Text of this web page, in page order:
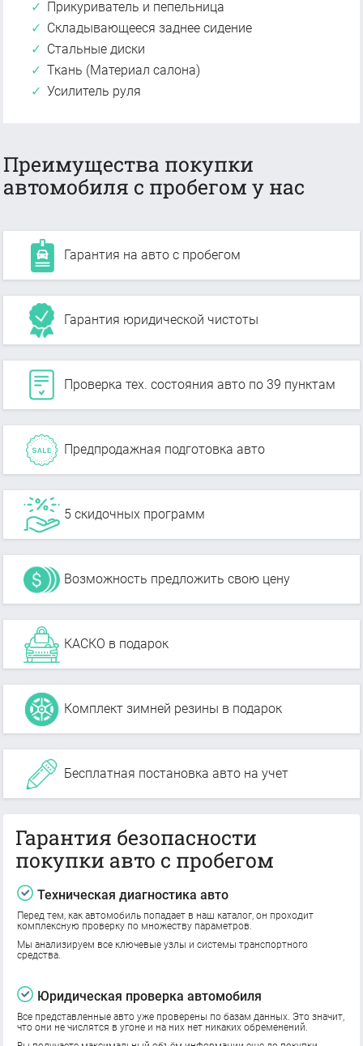
Прикуриватель и пепельница
Складывающееся заднее сидение
Стальные диски
Ткань (Материал салона)
Усилитель руля
Преимущества покупки
автомобиля с пробегом у нас
Гарантия на авто с пробегом
Гарантия юридической чистоты
Проверка тех. состояния авто по 39 пунктам
Предпродажная подготовка авто
5 скидочных программ
Возможность предложить свою цену
КАСКО в подарок
Комплект зимней резины в подарок
Бесплатная постановка авто на учет
Гарантия безопасности
покупки авто с пробегом
Техническая диагностика авто
Перед тем, как автомобиль попадает в наш каталог, он проходит
комплексную проверку по множеству параметров.
Мы анализируем все ключевые узлы и системы транспортного
средства.
Юридическая проверка автомобиля
Все представленные авто уже проверены по базам данных. Это значит,
что они не числятся в угоне и на них нет никаких обременений.